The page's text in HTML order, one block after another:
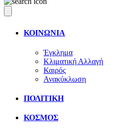
ΚΟΙΝΩΝΙΑ
Έγκλημα
Κλιματική Αλλαγή
Καιρός
Ανακύκλωση
ΠΟΛΙΤΙΚΗ
ΚΟΣΜΟΣ